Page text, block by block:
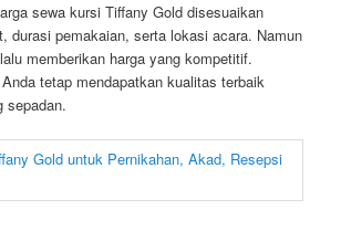
sewa kursi Tiffany Gold disesuaikan
durasi pemakaian, serta lokasi acara. Namun
memberikan harga yang kompetitif.
tetap mendapatkan kualitas terbaik
sepadan.